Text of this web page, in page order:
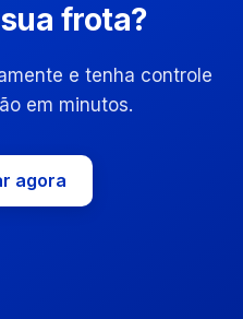
frota?
e tenha controle
em minutos.
agora